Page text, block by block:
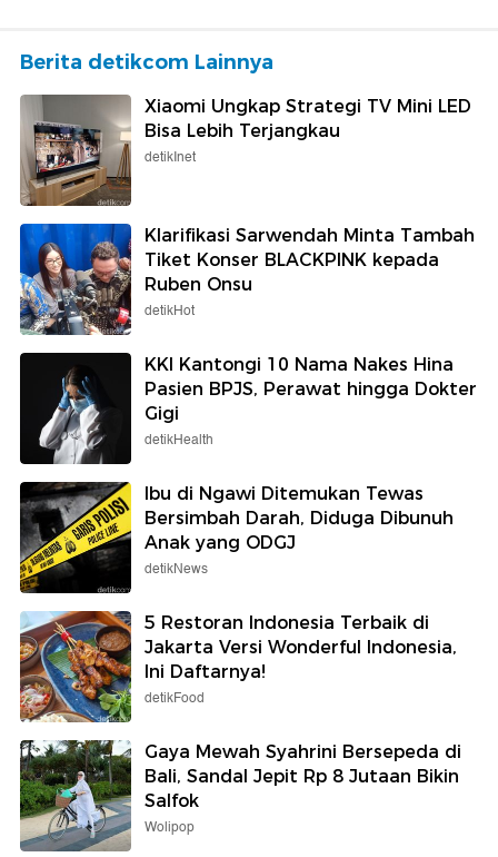
Berita detikcom Lainnya
Xiaomi Ungkap Strategi TV Mini LED
Bisa Lebih Terjangkau
detikInet
Klarifikasi Sarwendah Minta Tambah
Tiket Konser BLACKPINK kepada
Ruben Onsu
detikHot
KKI Kantongi 10 Nama Nakes Hina
Pasien BPJS, Perawat hingga Dokter
Gigi
detikHealth
Ibu di Ngawi Ditemukan Tewas
Bersimbah Darah, Diduga Dibunuh
Anak yang ODGJ
detikNews
5 Restoran Indonesia Terbaik di
Jakarta Versi Wonderful Indonesia,
Ini Daftarnya!
detikFood
Gaya Mewah Syahrini Bersepeda di
Bali, Sandal Jepit Rp 8 Jutaan Bikin
Salfok
Wolipop